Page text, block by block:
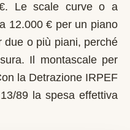
Le scale curve o a
12.000 € per un piano
due o più piani, perché
Il montascale per
la Detrazione IRPEF
89 la spesa effettiva